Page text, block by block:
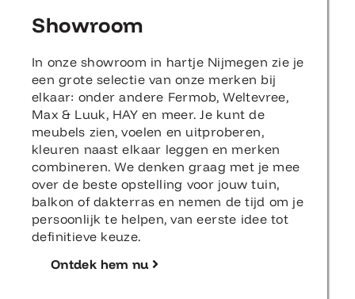
Showroom
In onze showroom in hartje Nijmegen zie je
een grote selectie van onze merken bij
elkaar: onder andere Fermob, Weltevree,
Max & Luuk, HAY en meer. Je kunt de
meubels zien, voelen en uitproberen,
kleuren naast elkaar leggen en merken
combineren. We denken graag met je mee
over de beste opstelling voor jouw tuin,
balkon of dakterras en nemen de tijd om je
persoonlijk te helpen, van eerste idee tot
definitieve keuze.
Ontdek hem nu